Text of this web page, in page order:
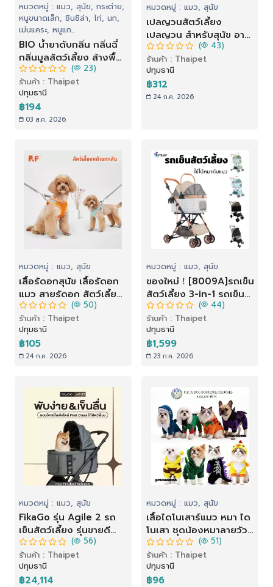
หมวดหมู่ : แมว, สุนัข, กระต่าย,
หนูขนาดเล็ก, ชินชิล่า, ไก่, นก,
เม่นแคระ, หนูแก...
BIO น้ำยาดับกลิ่น กลิ่นฉี่
กลิ่นมูลสัตว์เลี้ยง ล้างพื้น
กลิ่นฉี่ ทำความสะอาด
ปราศจากเชื้อโรค กลิ่น
โอโซนบริสุทธิ์ 1,000 ml
( 23)
ร้านค้า : Thaipet
ปทุมธานี
฿194
03 ส.ค. 2026
หมวดหมู่ : แมว, สุนัข
เปลญวนสัตว์เลี้ยง
เปลญวน สําหรับสุนัข อาบ
น้ำตัดเล็บแต่งขน เปลแมว
สะดวกสะอาดปลอดภัย
หลากสี
( 43)
ร้านค้า : Thaipet
ปทุมธานี
฿312
24 ก.ค. 2026
หมวดหมู่ : แมว, สุนัข
เสื้อรัดอกสุนัข เสื้อรัดอก
แมว สายรัดอก สัตว์เลี้ยง
พร้อมสายจูง สะท้อนแสง
สวมใส่ง่าย มีหลายสี
พร้อมส่ง
( 50)
ร้านค้า : Thaipet
ปทุมธานี
฿105
24 ก.ค. 2026
หมวดหมู่ : แมว, สุนัข
ของใหม่！[8009A]รถเข็น
สัตว์เลี้ยง 3-in-1 รถเข็น
หมาแมว 4 ล้อ.รถเข็นสุนัข
และแมว กระเป๋าในรถแบบ
แยก ปรับได้พับสะดวก
( 44)
ร้านค้า : Thaipet
ปทุมธานี
฿1,599
23 ก.ค. 2026
หมวดหมู่ : แมว, สุนัข
FikaGo รุ่น Agile 2 รถ
เข็นสัตว์เลี้ยง รุ่นขายดี
ดาราใช้เพียบ พับง่าย พก
ไปได้ทุกที่!
( 56)
ร้านค้า : Thaipet
ปทุมธานี
฿24,114
หมวดหมู่ : แมว, สุนัข
เสื้อไดโนเสาร์แมว หมา ได
โนเสา ชุดน้องหมาลายวัว
ชุดสุนัขตลก ชุดคอสเพลย์
แมว เสื้อสัตว์เสือหมา
( 51)
ร้านค้า : Thaipet
ปทุมธานี
฿96